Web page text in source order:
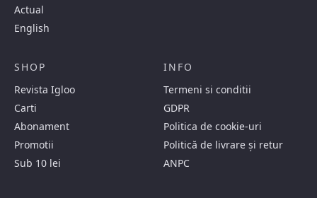
Actual
English
SHOP
Revista Igloo
Carti
Abonament
Promotii
Sub 10 lei
INFO
Termeni si conditii
GDPR
Politica de cookie-uri
Politică de livrare și retur
ANPC